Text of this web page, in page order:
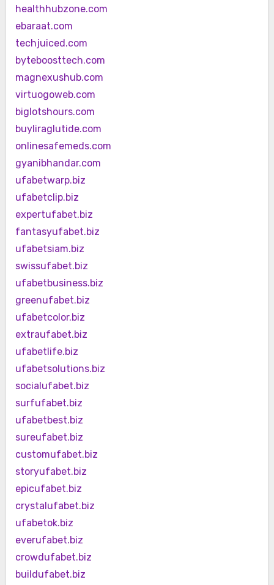
healthhubzone.com
ebaraat.com
techjuiced.com
byteboosttech.com
magnexushub.com
virtuogoweb.com
biglotshours.com
buyliraglutide.com
onlinesafemeds.com
gyanibhandar.com
ufabetwarp.biz
ufabetclip.biz
expertufabet.biz
fantasyufabet.biz
ufabetsiam.biz
swissufabet.biz
ufabetbusiness.biz
greenufabet.biz
ufabetcolor.biz
extraufabet.biz
ufabetlife.biz
ufabetsolutions.biz
socialufabet.biz
surfufabet.biz
ufabetbest.biz
sureufabet.biz
customufabet.biz
storyufabet.biz
epicufabet.biz
crystalufabet.biz
ufabetok.biz
everufabet.biz
crowdufabet.biz
buildufabet.biz